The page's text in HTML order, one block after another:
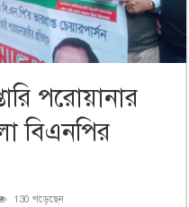
পরোয়ানার
বিএনপির
130 পড়েছেন